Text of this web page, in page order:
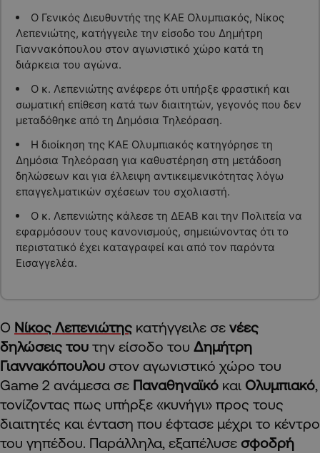
Ο Γενικός Διευθυντής της ΚΑΕ Ολυμπιακός, Νίκος
Λεπενιώτης, κατήγγειλε την είσοδο του Δημήτρη
Γιαννακόπουλου στον αγωνιστικό χώρο κατά τη
διάρκεια του αγώνα.
Ο κ. Λεπενιώτης ανέφερε ότι υπήρξε φραστική και
σωματική επίθεση κατά των διαιτητών, γεγονός που δεν
μεταδόθηκε από τη Δημόσια Τηλεόραση.
Η διοίκηση της ΚΑΕ Ολυμπιακός κατηγόρησε τη
Δημόσια Τηλεόραση για καθυστέρηση στη μετάδοση
δηλώσεων και για έλλειψη αντικειμενικότητας λόγω
επαγγελματικών σχέσεων του σχολιαστή.
Ο κ. Λεπενιώτης κάλεσε τη ΔΕΑΒ και την Πολιτεία να
εφαρμόσουν τους κανονισμούς, σημειώνοντας ότι το
περιστατικό έχει καταγραφεί και από τον παρόντα
Εισαγγελέα.
Ο Νίκος Λεπενιώτης κατήγγειλε σε νέες
δηλώσεις του την είσοδο του Δημήτρη
Γιαννακόπουλου στον αγωνιστικό χώρο του
Game 2 ανάμεσα σε Παναθηναϊκό και Ολυμπιακό,
τονίζοντας πως υπήρξε «κυνήγι» προς τους
διαιτητές και ένταση που έφτασε μέχρι το κέντρο
του γηπέδου. Παράλληλα, εξαπέλυσε σφοδρή